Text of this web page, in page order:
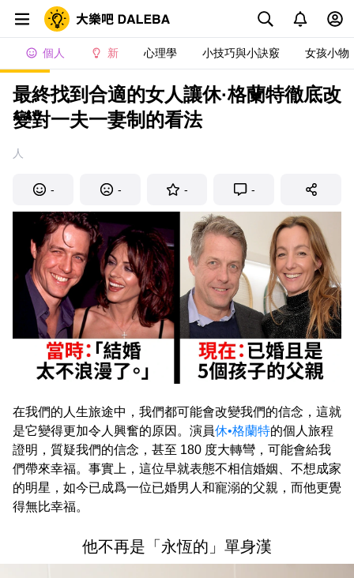
個人 新 心理學 小技巧與小訣竅 女孩小物
最終找到合適的女人讓休·格蘭特徹底改
變對一夫一妻制的看法
人
- - - -
在我們的人生旅途中，我們都可能會改變我們的信念，這就
是它變得更加令人興奮的原因。演員休•格蘭特的個人旅程
證明，質疑我們的信念，甚至 180 度大轉彎，可能會給我
們帶來幸福。事實上，這位早就表態不相信婚姻、不想成家
的明星，如今已成爲一位已婚男人和寵溺的父親，而他更覺
得無比幸福。
他不再是「永恆的」單身漢